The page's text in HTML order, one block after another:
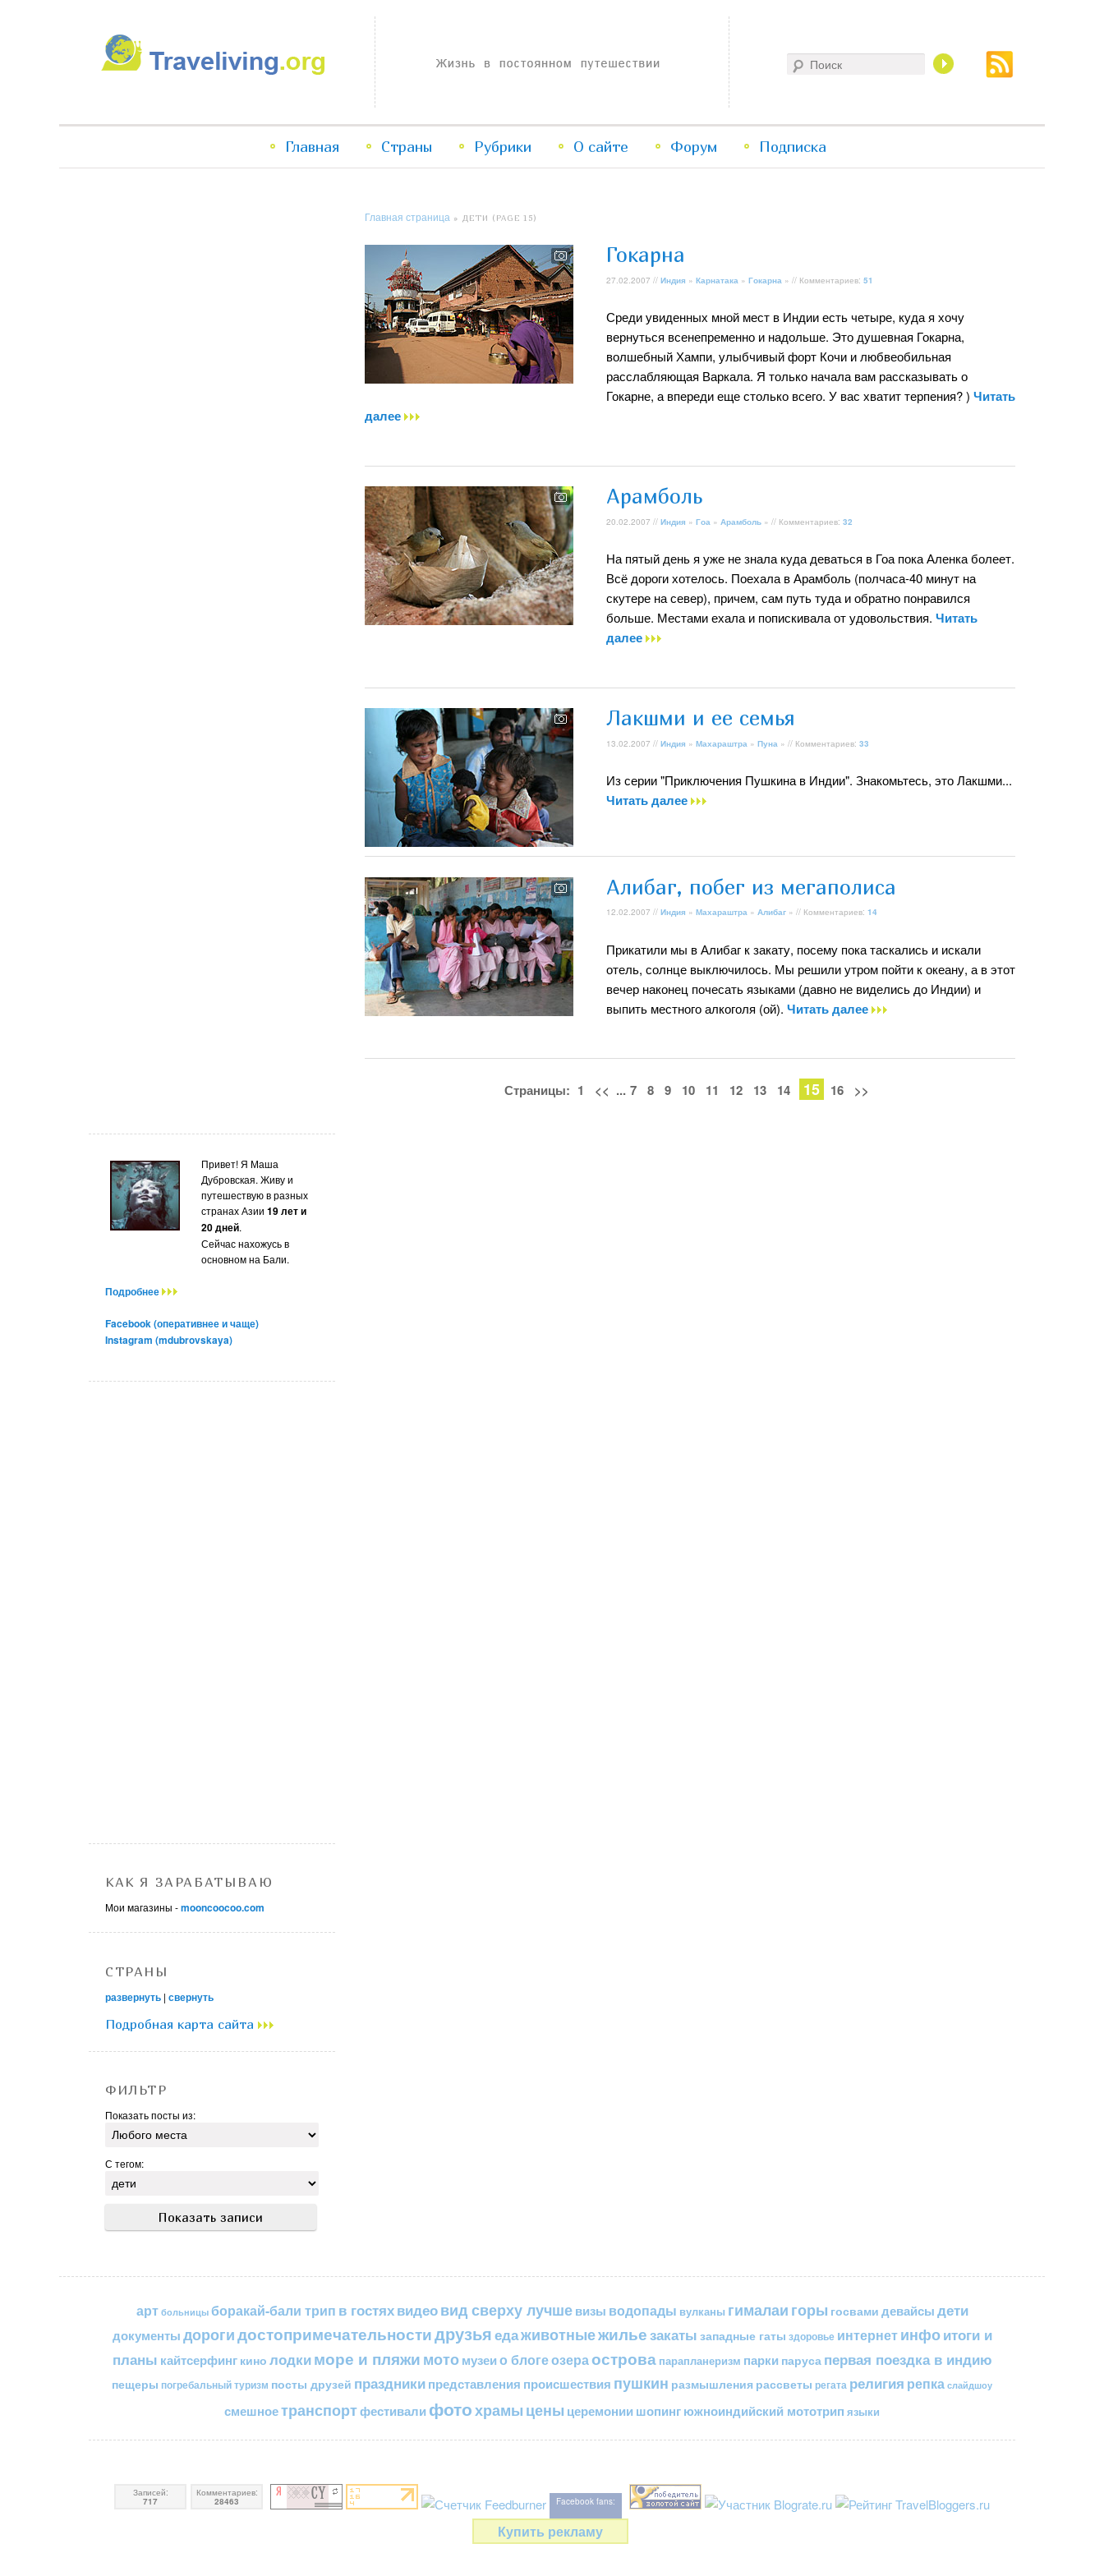
Traveliving
Жизнь в постоянном путешествии
Перейти
содержимому
Перейти
содержимому
Главная Страны Рубрики О сайте Форум Подписка
Главная страница » ДЕТИ (PAGE 15)
Гокарна
27.02.2007 // Индия » Карнатака » Гокарна » // Комментариев: 51
Среди увиденных мной мест в Индии есть четыре, куда я хочу
вернуться всенепременно и надольше. Это душевная Гокарна,
волшебный Хампи, улыбчивый форт Кочи и любвеобильная
расслабляющая Варкала. Я только начала вам рассказывать о
Гокарне, а впереди еще столько всего. У вас хватит терпения? ) Читать
далее
Арамболь
20.02.2007 // Индия » Гоа » Арамболь » // Комментариев: 32
На пятый день я уже не знала куда деваться в Гоа пока Аленка болеет.
Всё дороги хотелось. Поехала в Арамболь (полчаса-40 минут на
скутере на север), причем, сам путь туда и обратно понравился
больше. Местами ехала и попискивала от удовольствия. Читать
далее
Лакшми и ее семья
13.02.2007 // Индия » Махараштра » Пуна » // Комментариев: 33
Из серии "Приключения Пушкина в Индии". Знакомьтесь, это Лакшми...
Читать далее
Алибаг, побег из мегаполиса
12.02.2007 // Индия » Махараштра » Алибаг » // Комментариев: 14
Прикатили мы в Алибаг к закату, посему пока таскались и искали
отель, солнце выключилось. Мы решили утром пойти к океану, а в этот
вечер наконец почесать языками (давно не виделись до Индии) и
выпить местного алкоголя (ой). Читать далее
Страницы: 1 << ... 7 8 9 10 11 12 13 14 15 16 >>
Привет! Я Маша
Дубровская. Живу и
путешествую в разных
странах Азии 19 лет и
20 дней.
Сейчас нахожусь в
основном на Бали.
Подробнее
Facebook (оперативнее и чаще)
Instagram (mdubrovskaya)
КАК Я ЗАРАБАТЫВАЮ
Мои магазины -mooncoocoo.com
СТРАНЫ
развернуть | свернуть
Подробная карта сайта
ФИЛЬТР
Показать посты из:
С тегом:
арт больницы боракай-бали трип в гостяхвидеовид сверху лучше визы водопады вулканы гималаи горы госвами девайсы дети
документыдорогидостопримечательностидрузьяедаживотныежильезакаты западные гаты здоровье интернетинфоитоги и
планы кайтсерфинг кино лодкиморе и пляжимото музеи о блогеозераострова парапланеризм парки паруса первая поездка в индию
пещеры погребальный туризм посты друзей праздникипредставления происшествия пушкин размышления рассветы регата религия репка слайдшоу
смешноетранспортфестивали фотохрамы цены церемонии шопингюжноиндийский мототрип языки
Записей:
717
Комментариев:
28463 Facebook fans:
Купить рекламу